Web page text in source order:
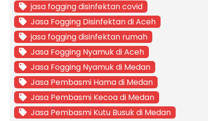
jasa fogging disinfektan covid
Jasa Fogging Disinfektan di Aceh
jasa fogging disinfektan rumah
Jasa Fogging Nyamuk di Aceh
Jasa Fogging Nyamuk di Medan
Jasa Pembasmi Hama di Medan
Jasa Pembasmi Kecoa di Medan
Jasa Pembasmi Kutu Busuk di Medan